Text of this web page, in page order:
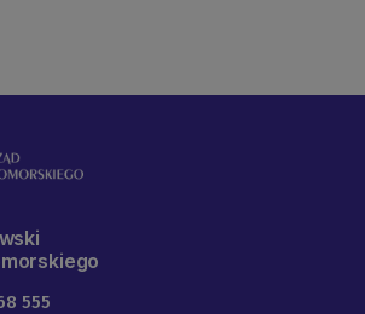
555